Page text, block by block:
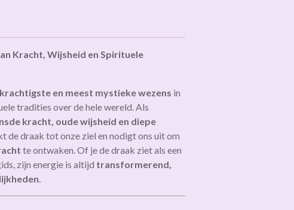
Kracht, Wijsheid en Spirituele
krachtigste en meest mystieke wezens in
tradities over de hele wereld. Als
kracht, oude wijsheid en diepe
de draak tot onze ziel en nodigt ons uit om
te ontwaken. Of je de draak ziet als een
zijn energie is altijd transformerend,